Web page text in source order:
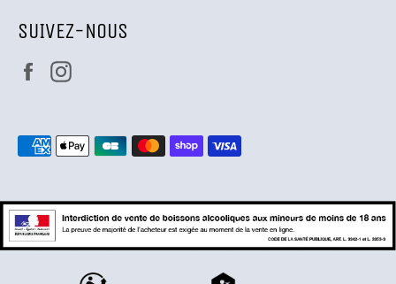
SUIVEZ-NOUS
Facebook
Moyens